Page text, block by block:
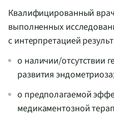
Квалифицированный
выполненных
с интерпретацией
о наличии/отсутствии
развития
о предполагаемой
медикаментозной